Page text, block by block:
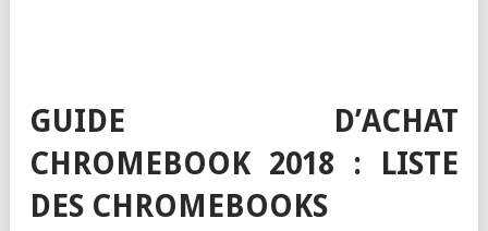
GUIDE D’ACHAT
CHROMEBOOK 2018 : LISTE
DES CHROMEBOOKS